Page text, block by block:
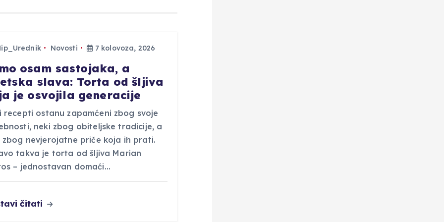
Novosti 7 kolovoza, 2026
osam sastojaka, a
slava: Torta od šljiva
je osvojila generacije
recepti ostanu zapamćeni zbog svoje
neki zbog obiteljske tradicije, a
zbog nevjerojatne priče koja ih prati.
takva je torta od šljiva Marian
– jednostavan domaći…
čitati